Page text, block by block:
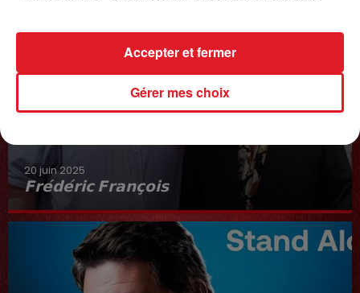
20 juin 2025
𝗙𝗿𝗲́𝗱𝗲́𝗿𝗶𝗰 𝗙𝗿𝗮𝗻𝗰̧𝗼𝗶𝘀
Interview du 20 juin 2025
Gérer mes choix
Accepter et fermer